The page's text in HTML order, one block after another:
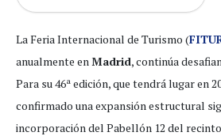
La Feria Internacional de Turismo (
anualmente enMadrid, continúa
Para su 46ª edición, que tendrá lugar en
confirmado una expansión estructural
incorporación del Pabellón 12 del